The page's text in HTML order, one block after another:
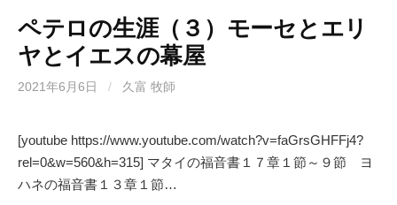
ペテロの生涯（３）モーセとエリ
ヤとイエスの幕屋
2021年6月6日 / 久富 牧師
[youtube https://www.youtube.com/watch?v=faGrsGHFFj4?
rel=0&w=560&h=315] マタイの福音書１７章１節～９節 ヨ
ハネの福音書１３章１節…